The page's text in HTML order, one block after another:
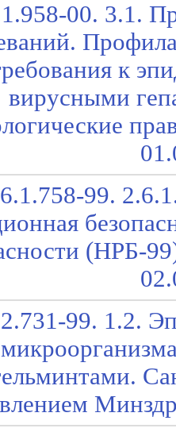
00. 3.1.
к
вирусными
99.
(НРБ-
99. 1.2.